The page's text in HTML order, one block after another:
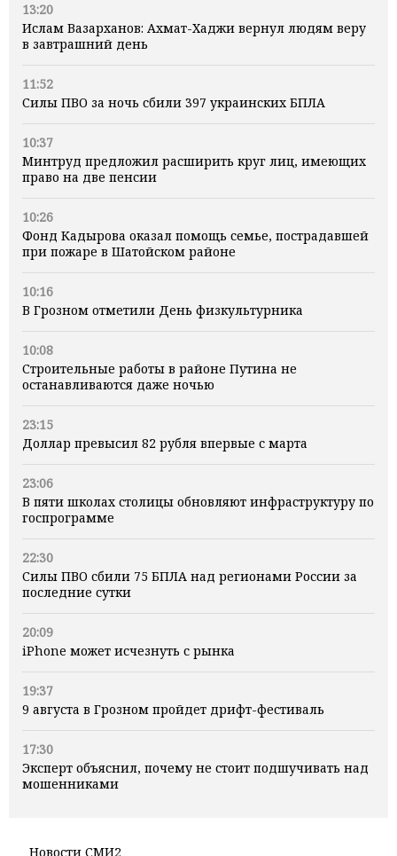
13:20
Ислам Вазарханов: Ахмат-Хаджи вернул людям веру
в завтрашний день
11:52
Силы ПВО за ночь сбили 397 украинских БПЛА
10:37
Минтруд предложил расширить круг лиц, имеющих
право на две пенсии
10:26
Фонд Кадырова оказал помощь семье, пострадавшей
при пожаре в Шатойском районе
10:16
В Грозном отметили День физкультурника
10:08
Строительные работы в районе Путина не
останавливаются даже ночью
23:15
Доллар превысил 82 рубля впервые с марта
23:06
В пяти школах столицы обновляют инфраструктуру по
госпрограмме
22:30
Силы ПВО сбили 75 БПЛА над регионами России за
последние сутки
20:09
iPhone может исчезнуть с рынка
19:37
9 августа в Грозном пройдет дрифт-фестиваль
17:30
Эксперт объяснил, почему не стоит подшучивать над
мошенниками
Новости СМИ2